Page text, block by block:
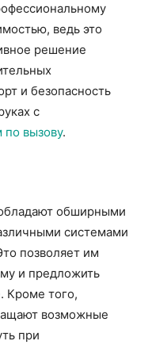
ведь это
решение
и безопасность
с
по вызову.
обширными
системами
позволяет им
и предложить
Кроме того,
возможные
при